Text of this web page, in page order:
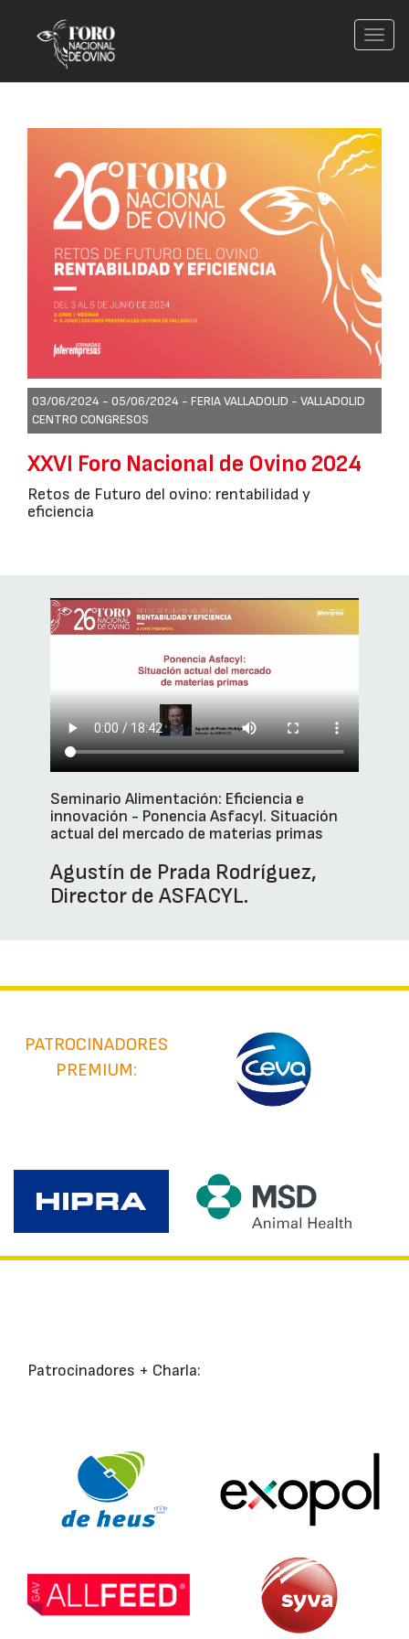
03/06/2024 - 05/06/2024 - FERIA VALLADOLID - VALLADOLID
CENTRO CONGRESOS
XXVI Foro Nacional de Ovino 2024
Retos de Futuro del ovino: rentabilidad y
eficiencia
Seminario Alimentación: Eficiencia e
innovación - Ponencia Asfacyl. Situación
actual del mercado de materias primas
Agustín de Prada Rodríguez,
Director de ASFACYL.
PATROCINADORES
PREMIUM:
Patrocinadores + Charla: